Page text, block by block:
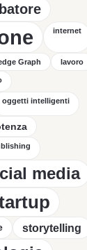
il
dei
internet
Graph lavoro
oggetti intelligenti
media
storytelling